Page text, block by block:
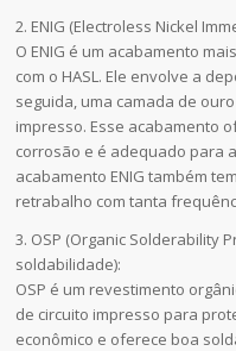
2. ENIG (Electroless Nickel
O ENIG é um acabamento
com o HASL. Ele envolve a
seguida, uma camada de
impresso. Esse acabamento
corrosão e é adequado para
acabamento ENIG também
retrabalho com tanta
3. OSP (Organic Solderability
soldabilidade):
OSP é um revestimento
de circuito impresso para
econômico e oferece boa